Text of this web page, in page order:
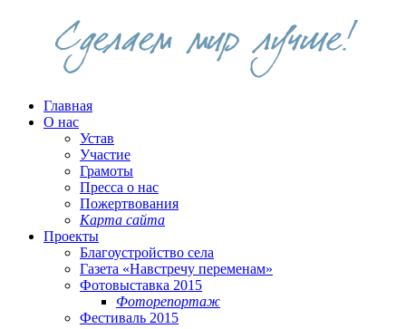
Главная
О нас
Устав
Участие
Грамоты
Пресса о нас
Пожертвования
Карта сайта
Проекты
Благоустройство села
Газета «Навстречу переменам»
Фотовыставка 2015
Фоторепортаж
Фестиваль 2015